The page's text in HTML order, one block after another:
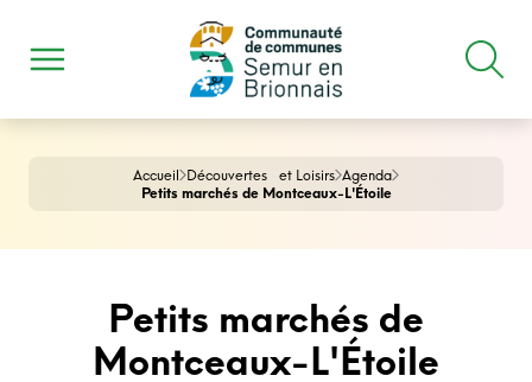
Accueil Découvertes et Loisirs Agenda
Petits marchés de Montceaux-L'Étoile
Petits marchés de
Montceaux-L'Étoile